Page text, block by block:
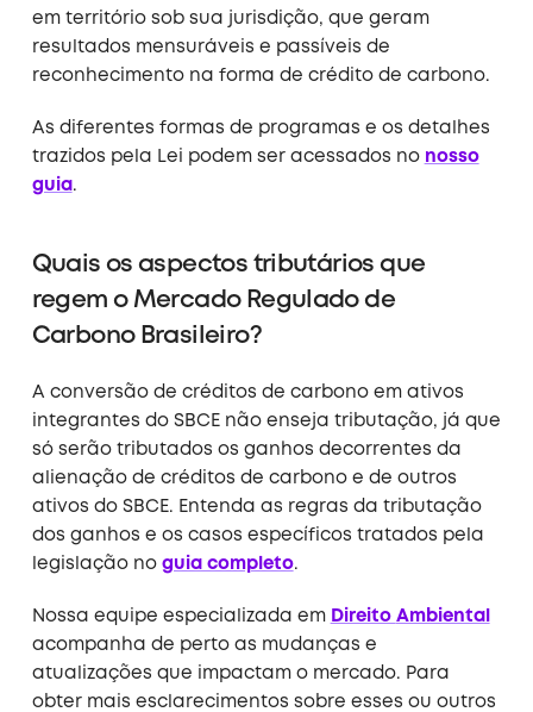
em território sob sua jurisdição, que geram
resultados mensuráveis e passíveis de
reconhecimento na forma de crédito de carbono.
As diferentes formas de programas e os detalhes
trazidos pela Lei podem ser acessados no nosso
guia .
Quais os aspectos tributários que
regem o Mercado Regulado de
Carbono Brasileiro?
A conversão de créditos de carbono em ativos
integrantes do SBCE não enseja tributação, já que
só serão tributados os ganhos decorrentes da
alienação de créditos de carbono e de outros
ativos do SBCE. Entenda as regras da tributação
dos ganhos e os casos específicos tratados pela
legislação no guia completo.
Nossa equipe especializada em Direito Ambiental
acompanha de perto as mudanças e
atualizações que impactam o mercado. Para
obter mais esclarecimentos sobre esses ou outros